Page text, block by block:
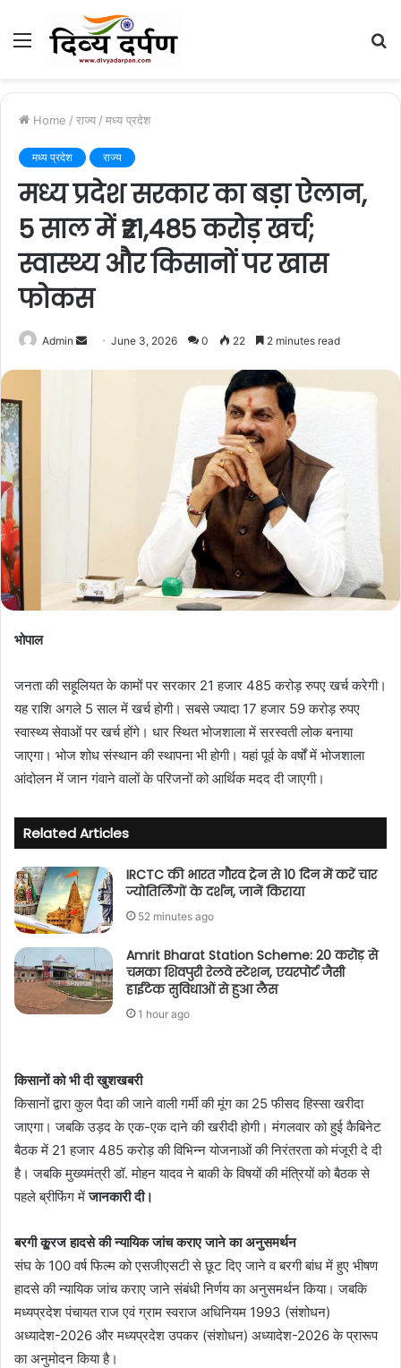
Menu
Home / राज्य / मध्य प्रदेश
मध्य प्रदेश राज्य
मध्य प्रदेश सरकार का बड़ा ऐलान,
5 साल में ₹21,485 करोड़ खर्च;
स्वास्थ्य और किसानों पर खास
फोकस
Admin
i
June 3, 2026 0 22 2 minutes read
भोपाल
जनता की सहूलियत के कामों पर सरकार 21 हजार 485 करोड़ रुपए खर्च करेगी।
यह राशि अगले 5 साल में खर्च होगी। सबसे ज्यादा 17 हजार 59 करोड़ रुपए
स्वास्थ्य सेवाओं पर खर्च होंगे। धार स्थित भोजशाला में सरस्वती लोक बनाया
जाएगा। भोज शोध संस्थान की स्थापना भी होगी। यहां पूर्व के वर्षों में भोजशाला
आंदोलन में जान गंवाने वालों के परिजनों को आर्थिक मदद दी जाएगी।
Related Articles
IRCTC की भारत गौरव ट्रेन से 10 दिन में करें चार
ज्योतिर्लिंगों के दर्शन, जानें किराया
52 minutes ago
Amrit Bharat Station Scheme: 20 करोड़ से
चमका शिवपुरी रेलवे स्टेशन, एयरपोर्ट जैसी
हाईटेक सुविधाओं से हुआ लैस
1 hour ago
किसानों को भी दी खुशखबरी
किसानों द्वारा कुल पैदा की जाने वाली गर्मी की मूंग का 25 फीसद हिस्सा खरीदा
जाएगा। जबकि उड़द के एक-एक दाने की खरीदी होगी। मंगलवार को हुई कैबिनेट
बैठक में 21 हजार 485 करोड़ की विभिन्न योजनाओं की निरंतरता को मंजूरी दे दी
है। जबकि मुख्यमंत्री डॉ. मोहन यादव ने बाकी के विषयों की मंत्रियों को बैठक से
पहले ब्रीफिंग मेंजानकारी दी।
बरगी कू्रज हादसे की न्यायिक जांच कराए जाने का अनुसमर्थन
संघ के 100 वर्ष फिल्म को एसजीएसटी से छूट दिए जाने व बरगी बांध में हुए भीषण
हादसे की न्यायिक जांच कराए जाने संबंधी निर्णय का अनुसमर्थन किया। जबकि
मध्यप्रदेश पंचायत राज एवं ग्राम स्वराज अधिनियम 1993 (संशोधन)
अध्यादेश-2026 और मध्यप्रदेश उपकर (संशोधन) अध्यादेश-2026 के प्रारूप
का अनुमोदन किया है।